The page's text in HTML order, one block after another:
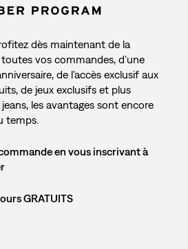
dès maintenant de la
vos commandes, d’une
de l’accès exclusif aux
de jeux exclusifs et plus
les avantages sont encore
temps.
en vous inscrivant à
GRATUITS